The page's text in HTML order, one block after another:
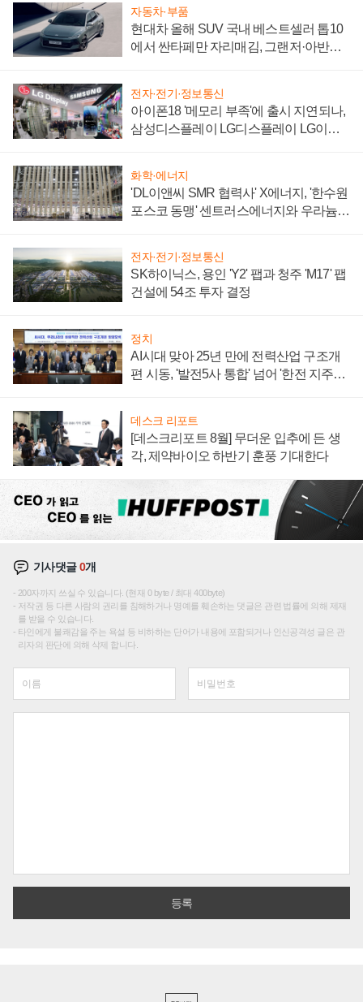
자동차·부품
현대차 올해 SUV 국내 베스트셀러 톱10
에서 싼타페만 자리매김, 그랜저·아반떼
전자·전기·정보통신
아이폰18 '메모리 부족'에 출시 지연되나,
삼성디스플레이 LG디스플레이 LG이노
화학·에너지
'DL이앤씨 SMR 협력사' X에너지, '한수원
포스코 동맹' 센트러스에너지와 우라늄
전자·전기·정보통신
SK하이닉스, 용인 'Y2' 팹과 청주 'M17' 팹
건설에 54조 투자 결정
정치
AI시대 맞아 25년 만에 전력산업 구조개
편 시동, '발전5사 통합' 넘어 '한전 지주사'
데스크 리포트
[데스크리포트 8월] 무더운 입추에 든 생
각, 제약바이오 하반기 훈풍 기대한다
기사댓글0개
200자까지 쓰실 수 있습니다. (현재 0 byte / 최대 400byte)
저작권 등 다른 사람의 권리를 침해하거나 명예를 훼손하는 댓글은 관련 법률에 의해 제재
를 받을 수 있습니다.
타인에게 불쾌감을 주는 욕설 등 비하하는 단어가 내용에 포함되거나 인신공격성 글은 관
리자의 판단에 의해 삭제 합니다.